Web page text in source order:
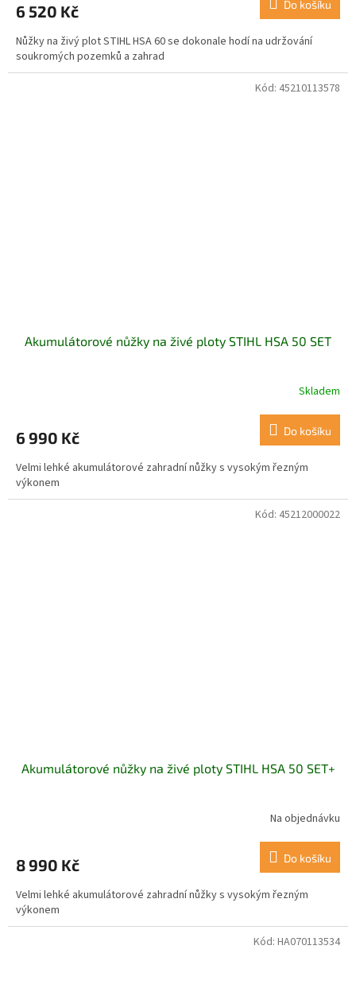
6 520 Kč Do košíku
Nůžky na živý plot STIHL HSA 60 se dokonale hodí na udržování
soukromých pozemků a zahrad
Akumulátorové nůžky na živé ploty STIHL HSA 50 SET
Skladem
6 990 Kč Do košíku
Velmi lehké akumulátorové zahradní nůžky s vysokým řezným
výkonem
Kód: 45210113578
Akumulátorové nůžky na živé ploty STIHL HSA 50 SET+
Na objednávku
8 990 Kč Do košíku
Velmi lehké akumulátorové zahradní nůžky s vysokým řezným
výkonem
Kód: 45212000022
Kód: HA070113534